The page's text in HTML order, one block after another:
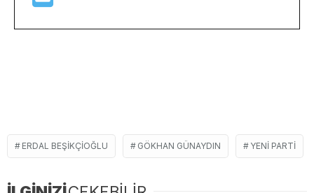
ERDAL BEŞIKÇIOĞLU GÖKHAN GÜNAYDIN YENİ PARTI